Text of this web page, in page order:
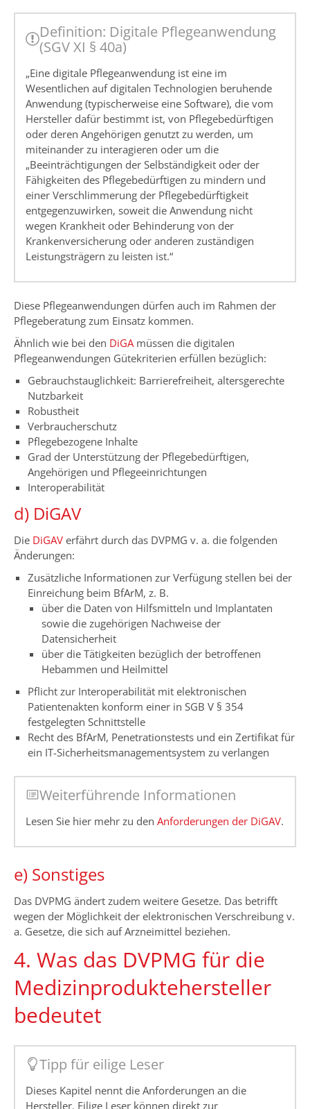
Definition: Digitale Pflegeanwendung
(SGV XI § 40a)
„Eine digitale Pflegeanwendung ist eine im
Wesentlichen auf digitalen Technologien beruhende
Anwendung (typischerweise eine Software), die vom
Hersteller dafür bestimmt ist, von Pflegebedürftigen
oder deren Angehörigen genutzt zu werden, um
miteinander zu interagieren oder um die
„Beeinträchtigungen der Selbständigkeit oder der
Fähigkeiten des Pflegebedürftigen zu mindern und
einer Verschlimmerung der Pflegebedürftigkeit
entgegenzuwirken, soweit die Anwendung nicht
wegen Krankheit oder Behinderung von der
Krankenversicherung oder anderen zuständigen
Leistungsträgern zu leisten ist.“
Diese Pflegeanwendungen dürfen auch im Rahmen der
Pflegeberatung zum Einsatz kommen.
Ähnlich wie bei den DiGAmüssen die digitalen
Pflegeanwendungen Gütekriterien erfüllen bezüglich:
Gebrauchstauglichkeit: Barrierefreiheit, altersgerechte
Nutzbarkeit
Robustheit
Verbraucherschutz
Pflegebezogene Inhalte
Grad der Unterstützung der Pflegebedürftigen,
Angehörigen und Pflegeeinrichtungen
Interoperabilität
d) DiGAV
Die DiGAV erfährt durch das DVPMG v. a. die folgenden
Änderungen:
Zusätzliche Informationen zur Verfügung stellen bei der
Einreichung beim BfArM, z. B.
über die Daten von Hilfsmitteln und Implantaten
sowie die zugehörigen Nachweise der
Datensicherheit
über die Tätigkeiten bezüglich der betroffenen
Hebammen und Heilmittel
Pflicht zur Interoperabilität mit elektronischen
Patientenakten konform einer in SGB V § 354
festgelegten Schnittstelle
Recht des BfArM, Penetrationstests und ein Zertifikat für
ein IT-Sicherheitsmanagementsystem zu verlangen
Weiterführende Informationen
Lesen Sie hier mehr zu den Anforderungen der DiGAV.
e) Sonstiges
Das DVPMG ändert zudem weitere Gesetze. Das betrifft
wegen der Möglichkeit der elektronischen Verschreibung v.
a. Gesetze, die sich auf Arzneimittel beziehen.
4. Was das DVPMG für die
Medizinproduktehersteller
bedeutet
Tipp für eilige Leser
Dieses Kapitel nennt die Anforderungen an die
Hersteller. Eilige Leser können direkt zur